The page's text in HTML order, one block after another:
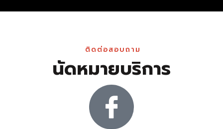
ติดต่อสอบถาม
นัดหมายบริการ